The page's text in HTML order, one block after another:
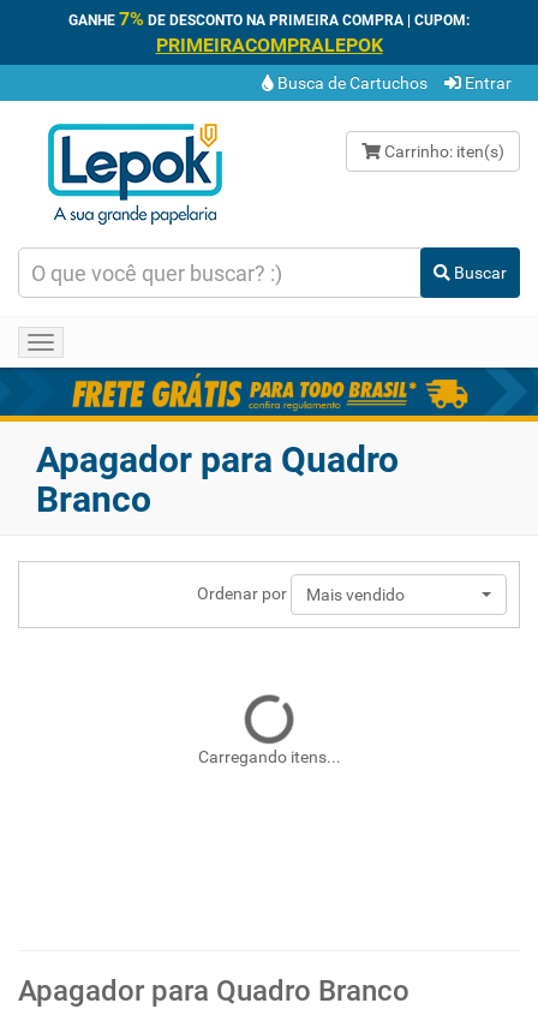
GANHE 7% DE DESCONTO NA PRIMEIRA COMPRA | CUPOM:
PRIMEIRACOMPRALEPOK
Busca de Cartuchos Entrar
Carrinho: iten(s)
Buscar
Toggle
navigation
Apagador para Quadro
Branco
Ordenar por Mais vendido
Carregando itens...
Apagador para Quadro Branco